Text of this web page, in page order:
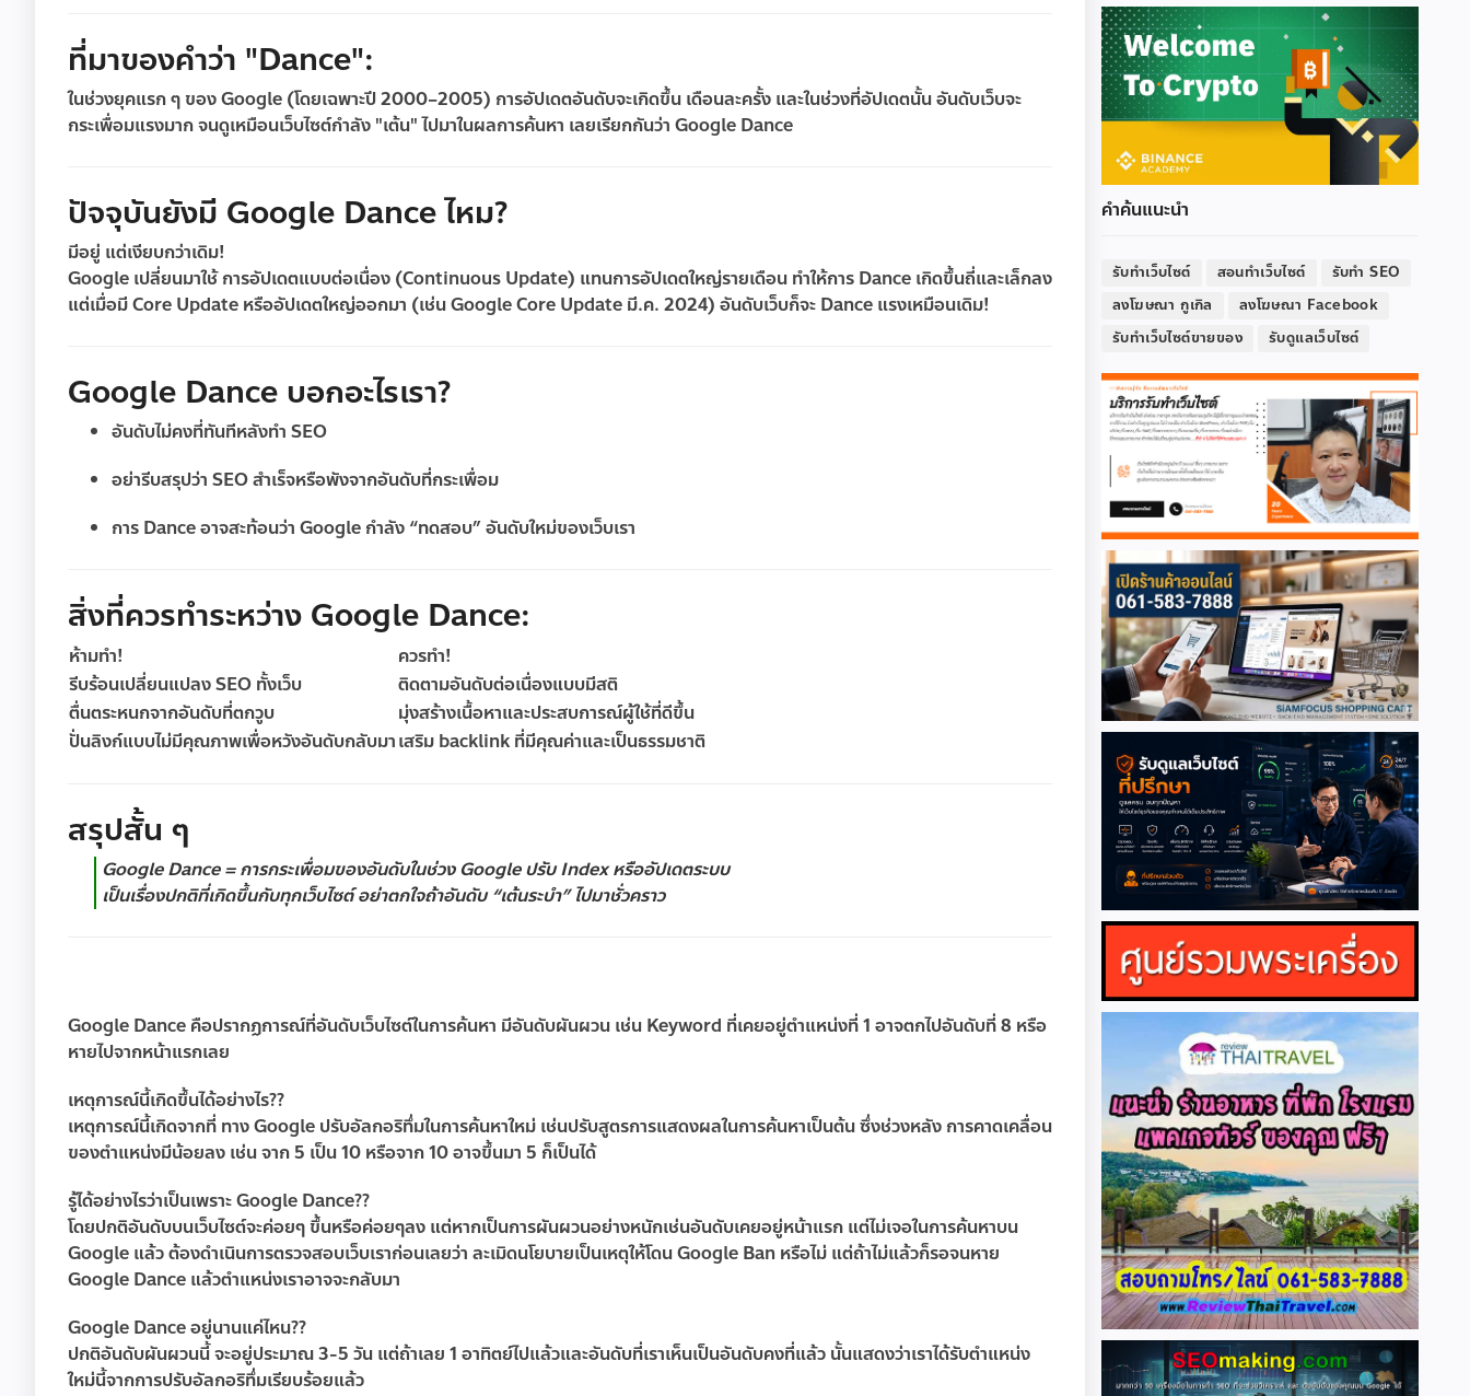
ที่มาของคำว่า "Dance":
ในช่วงยุคแรก ๆ ของ Google (โดยเฉพาะปี 2000–2005) การอัปเดตอันดับจะเกิดขึ้น เดือนละครั้ง และในช่วงที่อัปเดตนั้น อันดับเว็บจะ
กระเพื่อมแรงมาก จนดูเหมือนเว็บไซต์กำลัง "เต้น" ไปมาในผลการค้นหา เลยเรียกกันว่า Google Dance
ปัจจุบันยังมี Google Dance ไหม?
มีอยู่ แต่เงียบกว่าเดิม!
Google เปลี่ยนมาใช้การอัปเดตแบบต่อเนื่อง (Continuous Update) แทนการอัปเดตใหญ่รายเดือน ทำให้การ Dance เกิดขึ้นถี่และเล็กลง
แต่เมื่อมีCore Update หรืออัปเดตใหญ่ออกมา (เช่น Google Core Update มี.ค. 2024) อันดับเว็บก็จะ Dance แรงเหมือนเดิม!
Google Dance บอกอะไรเรา?
อันดับไม่คงที่ทันทีหลังทำ SEO
อย่ารีบสรุปว่า SEO สำเร็จหรือพังจากอันดับที่กระเพื่อม
การ Dance อาจสะท้อนว่า Google กำลัง “ทดสอบ” อันดับใหม่ของเว็บเรา
สิ่งที่ควรทำระหว่าง Google Dance:
ห้ามทำ!
ควรทำ!
รีบร้อนเปลี่ยนแปลง SEO ทั้งเว็บ
ติดตามอันดับต่อเนื่องแบบมีสติ
ตื่นตระหนกจากอันดับที่ตกวูบ
มุ่งสร้างเนื้อหาและประสบการณ์ผู้ใช้ที่ดีขึ้น
ปั่นลิงก์แบบไม่มีคุณภาพเพื่อหวังอันดับกลับมาเสริม backlink ที่มีคุณค่าและเป็นธรรมชาติ
สรุปสั้น ๆ
Google Dance= การกระเพื่อมของอันดับในช่วง Google ปรับ Index หรืออัปเดตระบบ
เป็นเรื่องปกติที่เกิดขึ้นกับทุกเว็บไซต์ อย่าตกใจถ้าอันดับ “เต้นระบำ” ไปมาชั่วคราว
Google Dance คือปรากฏการณ์ที่อันดับเว็บไซต์ในการค้นหา มีอันดับผันผวน เช่น Keyword ที่เคยอยู่ตำแหน่งที่ 1 อาจตกไปอันดับที่ 8 หรือ
หายไปจากหน้าแรกเลย
เหตุการณ์นี้เกิดขึ้นได้อย่างไร??
เหตุการณ์นี้เกิดจากที่ ทาง Google ปรับอัลกอริทึ่มในการค้นหาใหม่ เช่นปรับสูตรการแสดงผลในการค้นหาเป็นต้น ซึ่งช่วงหลัง การคาดเคลื่อน
ของตำแหน่งมีน้อยลง เช่น จาก 5 เป็น 10 หรือจาก 10 อาจขึ้นมา 5 ก็เป็นได้
รู้ได้อย่างไรว่าเป็นเพราะ Google Dance??
โดยปกติอันดับบนเว็บไซต์จะค่อยๆ ขึ้นหรือค่อยๆลง แต่หากเป็นการผันผวนอย่างหนักเช่นอันดับเคยอยู่หน้าแรก แต่ไม่เจอในการค้นหาบน
Google แล้ว ต้องดำเนินการตรวจสอบเว็บเราก่อนเลยว่า ละเมิดนโยบายเป็นเหตุให้โดน Google Ban หรือไม่ แต่ถ้าไม่แล้วก็รอจนหาย
Google Dance แล้วตำแหน่งเราอาจจะกลับมา
Google Dance อยู่นานแค่ไหน??
ปกติอันดับผันผวนนี้ จะอยู่ประมาณ 3-5 วัน แต่ถ้าเลย 1 อาทิตย์ไปแล้วและอันดับที่เราเห็นเป็นอันดับคงที่แล้ว นั้นแสดงว่าเราได้รับตำแหน่ง
ใหม่นี้จากการปรับอัลกอริทึ่มเรียบร้อยแล้ว
คำค้นแนะนำ
รับทำเว็บไซต์ สอนทำเว็บไซต์
รับทำ SEO
ลงโฆษณา กูเกิล
ลงโฆษณา Facebook
รับทำเว็บไซต์ขายของ
รับดูแลเว็บไซต์